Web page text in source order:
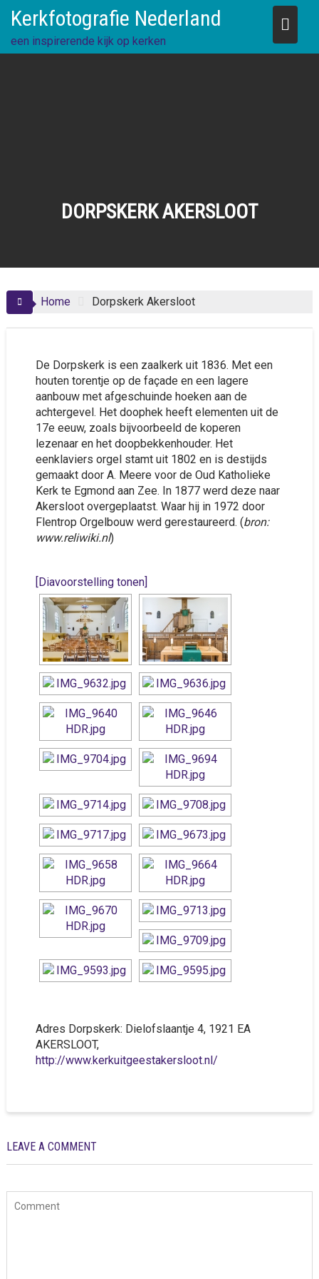
content
Kerkfotografie Nederland
een inspirerende kijk op kerken
DORPSKERK AKERSLOOT
Home Dorpskerk Akersloot
De Dorpskerk is een zaalkerk uit 1836. Met een
houten torentje op de façade en een lagere
aanbouw met afgeschuinde hoeken aan de
achtergevel. Het doophek heeft elementen uit de
17e eeuw, zoals bijvoorbeeld de koperen
lezenaar en het doopbekkenhouder. Het
eenklaviers orgel stamt uit 1802 en is destijds
gemaakt door A. Meere voor de Oud Katholieke
Kerk te Egmond aan Zee. In 1877 werd deze naar
Akersloot overgeplaatst. Waar hij in 1972 door
Flentrop Orgelbouw werd gerestaureerd. (bron:
www.reliwiki.nl)
[Diavoorstelling tonen]
Adres Dorpskerk: Dielofslaantje 4, 1921 EA
AKERSLOOT,
http://www.kerkuitgeestakersloot.nl/
LEAVE A COMMENT